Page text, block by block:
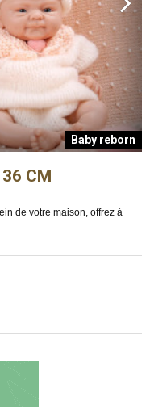
Baby reborn
36 CM
de votre maison, offrez à